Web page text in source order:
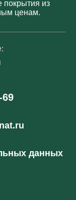
покрытия из
ценам.
69
данных